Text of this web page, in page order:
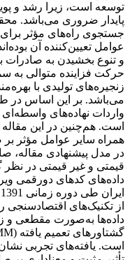
توسعه است، زیرا رشد و
پایدار ضروری می‌باشد.
جستجوی راه‌های مؤثر
عوامل تعیین‌کننده آن
و تنوع بخشیدن به صادرات
حرکت فزاینده متوالی به
زنجیره‌های تولیدی با
می‌باشد. بر این اساس در
واردات نهاده‌های
است. هم‌چنین در این مقاله
همراه سایر عوامل مؤثر
در مدل پیشنهادی مقاله،
قیمتی و غیر قیمتی در نظر
از تکنیک‌های اقتصادسنجی
داده‌ها به‌صورت مقطعی و
است. یافته‌های تجربی